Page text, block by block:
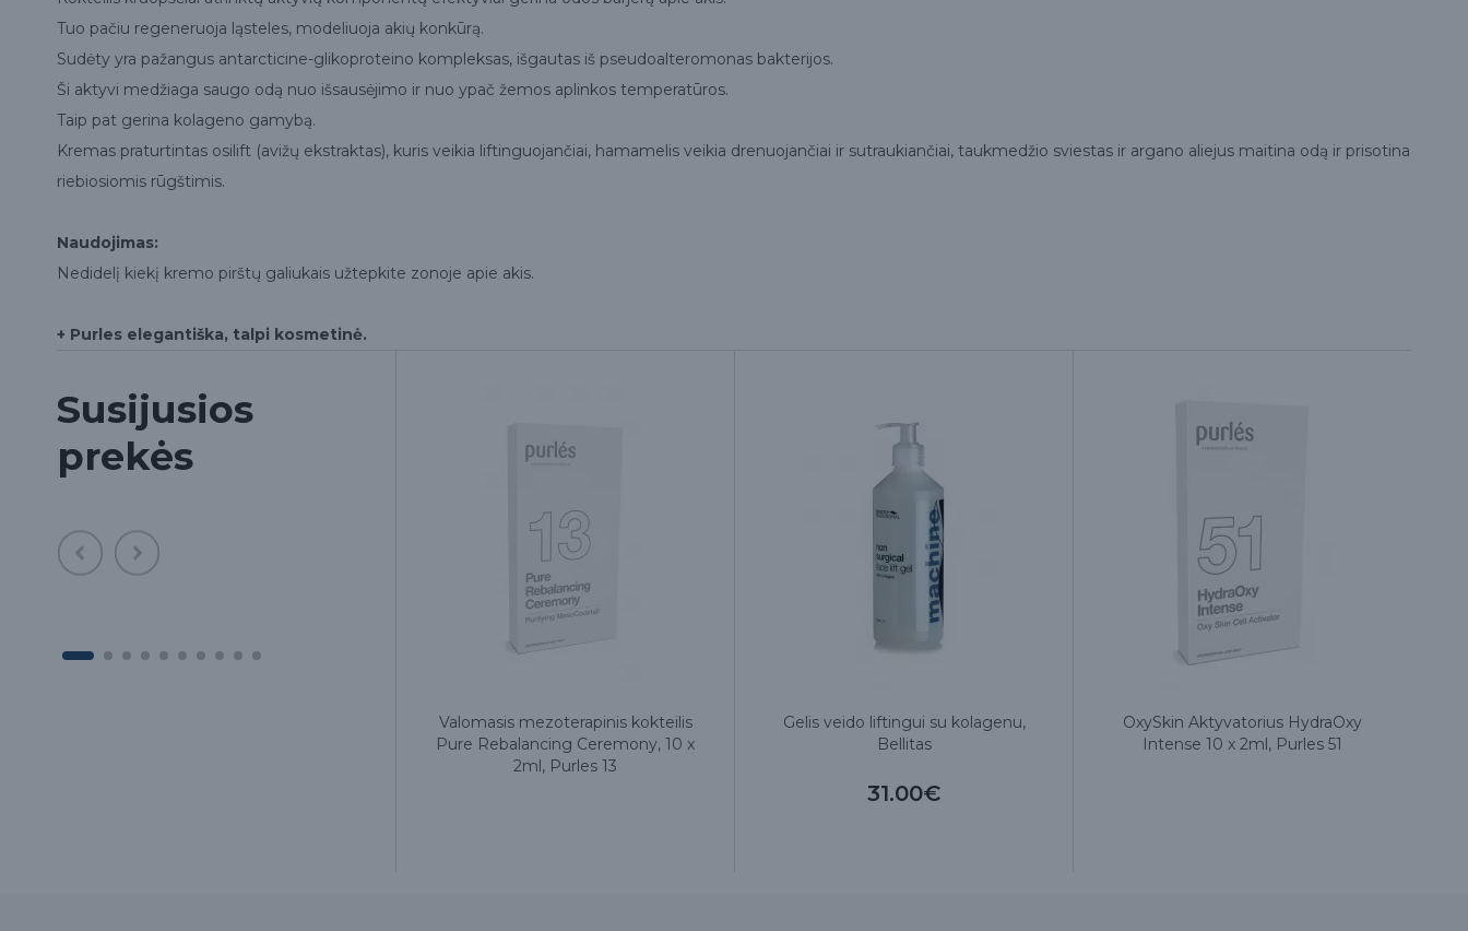
Tuo pačiu regeneruoja ląsteles, modeliuoja akių konkūrą.
Sudėty yra pažangus antarcticine-glikoproteino kompleksas, išgautas iš pseudoalteromonas bakterijos.
Ši aktyvi medžiaga saugo odą nuo išsausėjimo ir nuo ypač žemos aplinkos temperatūros.
Taip pat gerina kolageno gamybą.
Kremas praturtintas osilift (avižų ekstraktas), kuris veikia liftinguojančiai, hamamelis veikia drenuojančiai ir sutraukiančiai, taukmedžio sviestas ir argano aliejus maitina odą ir prisotina
riebiosiomis rūgštimis.
Naudojimas:
Nedidelį kiekį kremo pirštų galiukais užtepkite zonoje apie akis.
+ Purles elegantiška, talpi kosmetinė.
Susijusios
prekės
Valomasis mezoterapinis kokteilis
Pure Rebalancing Ceremony, 10 x
2ml, Purles 13
Gelis veido liftingui su kolagenu,
Bellitas
31.00€
OxySkin Aktyvatorius HydraOxy
Intense 10 x 2ml, Purles 51